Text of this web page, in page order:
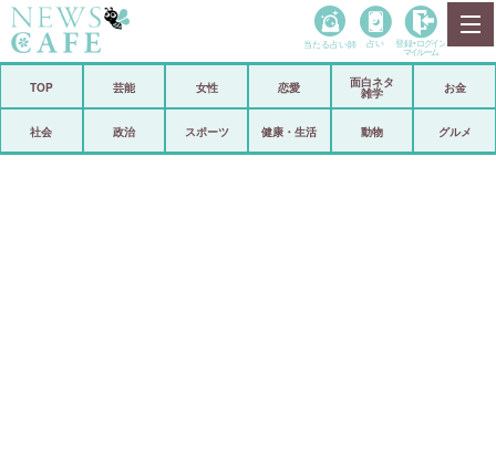
政治
当たる占い師 占い 登録• ログイン
マイルーム
TOP 芸能 女性 恋愛
面白ネタ
雑学
お金
社会 政治 スポーツ 健康・生活 動物 グルメ